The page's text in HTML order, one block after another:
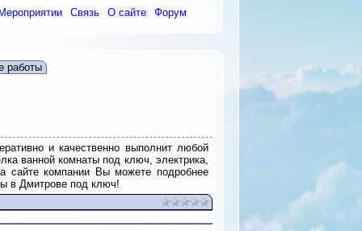
Связь О сайте Форум
работы
и качественно выполнит любой
ванной комнаты под ключ, электрика,
сайте компании Вы можете подробнее
в Дмитрове под ключ!